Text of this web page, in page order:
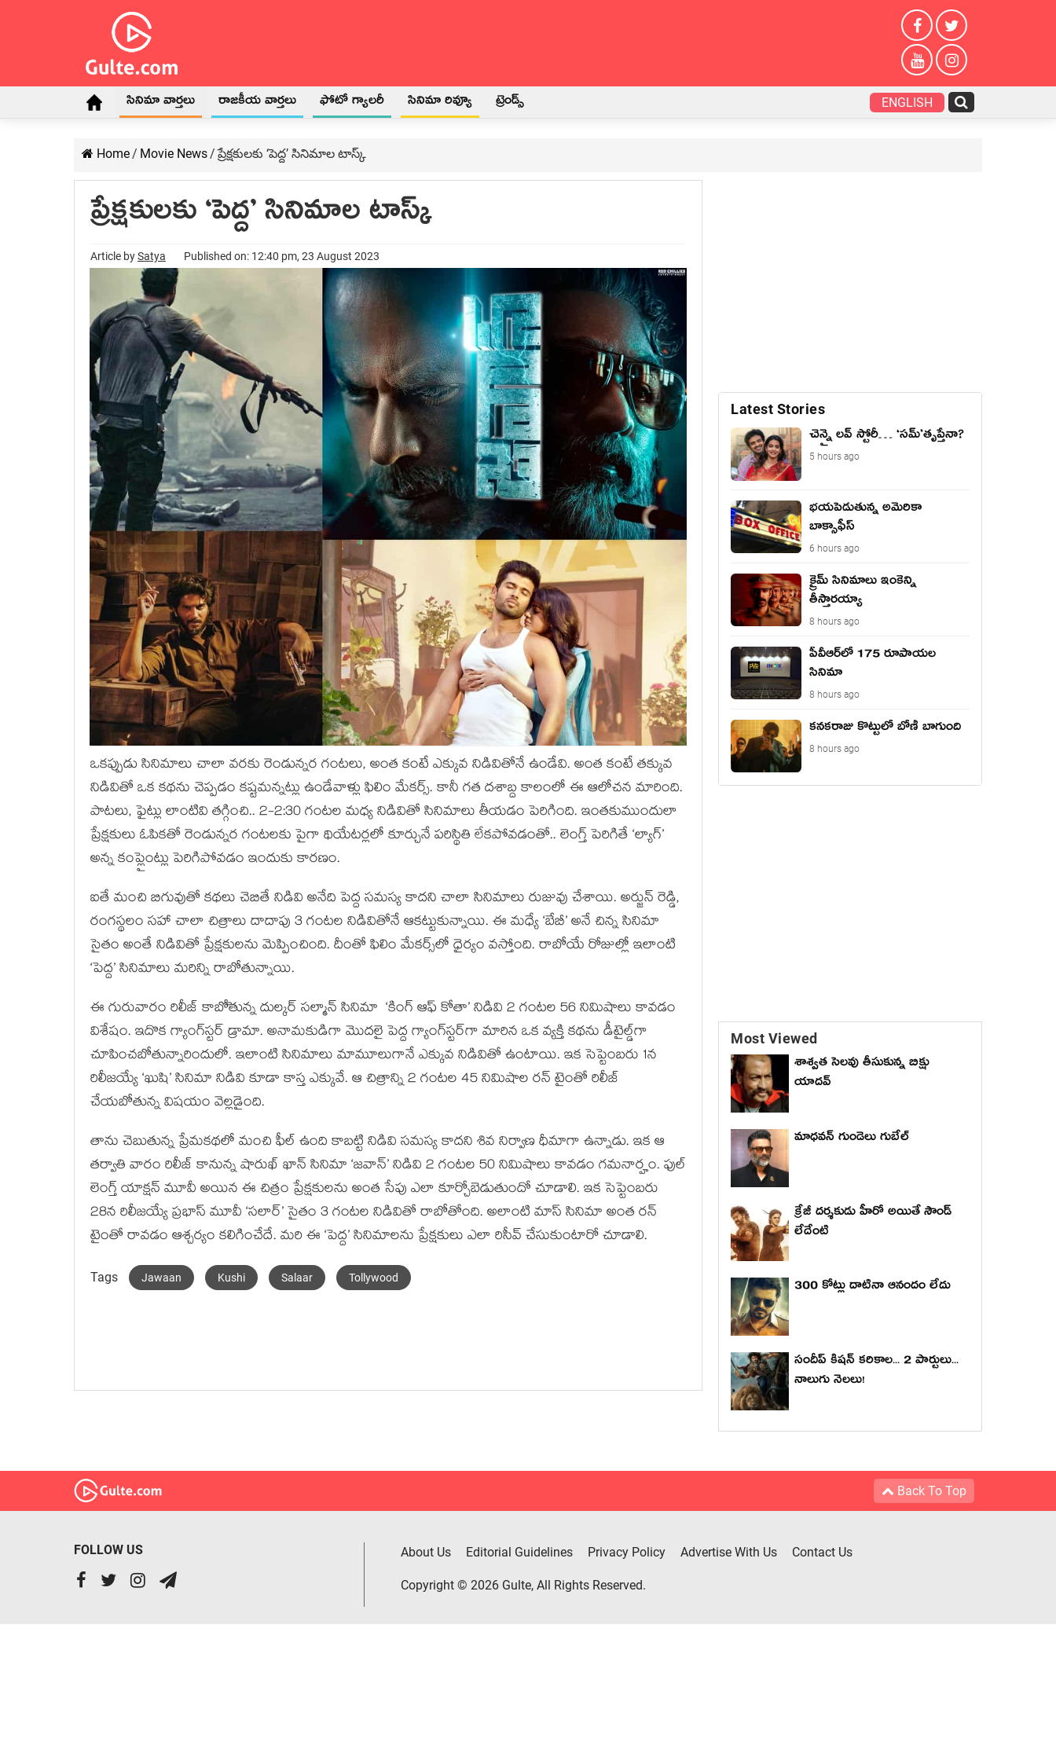
సినిమా వార్తలు రాజకీయ వార్తలు ఫోటో గ్యాలరీ సినిమా రివ్యూ ట్రెండ్స్ ENGLISH
Home/ Movie News/ ప్రేక్షకులకు ‘పెద్ద’ సినిమాల టాస్క్
ప్రేక్షకులకు ‘పెద్ద’ సినిమాల టాస్క్
Article bySatya Published on: 12:40 pm, 23 August 2023
ఒకప్పుడు సినిమాలు చాలా వరకు రెండున్నర గంటలు, అంత కంటే ఎక్కువ నిడివితోనే ఉండేవి. అంత కంటే తక్కువ
నిడివితో ఒక కథను చెప్పడం కష్టమన్నట్లు ఉండేవాళ్లు ఫిలిం మేకర్స్. కానీ గత దశాబ్ద కాలంలో ఈ ఆలోచన మారింది.
పాటలు, ఫైట్లు లాంటివి తగ్గించి.. 2-2:30 గంటల మధ్య నిడివితో సినిమాలు తీయడం పెరిగింది. ఇంతకుముందులా
ప్రేక్షకులు ఓపికతో రెండున్నర గంటలకు పైగా థియేటర్లలో కూర్చునే పరిస్థితి లేకపోవడంతో.. లెంగ్త్ పెరిగితే ‘ల్యాగ్’
అన్న కంప్లైంట్లు పెరిగిపోవడం ఇందుకు కారణం.
ఐతే మంచి బిగువుతో కథలు చెబితే నిడివి అనేది పెద్ద సమస్య కాదని చాలా సినిమాలు రుజువు చేశాయి. అర్జున్ రెడ్డి,
రంగస్థలం సహా చాలా చిత్రాలు దాదాపు 3 గంటల నిడివితోనే ఆకట్టుకున్నాయి. ఈ మధ్యే ‘బేబీ’ అనే చిన్న సినిమా
సైతం అంతే నిడివితో ప్రేక్షకులను మెప్పించింది. దీంతో ఫిలిం మేకర్స్‌లో ధైర్యం వస్తోంది. రాబోయే రోజుల్లో ఇలాంటి
‘పెద్ద’ సినిమాలు మరిన్ని రాబోతున్నాయి.
ఈ గురువారం రిలీజ్ కాబోెతున్న దుల్కర్ సల్మాన్ సినిమా ‘కింగ్ ఆఫ్ కోతా’ నిడివి 2 గంటల 56 నిమిషాలు కావడం
విశేషం. ఇదొక గ్యాంగ్‌స్టర్ డ్రామా. అనామకుడిగా మొదలై పెద్ద గ్యాంగ్‌స్టర్‌గా మారిన ఒక వ్యక్తి కథను డీటైల్డ్‌గా
చూపించబోతున్నారిందులో. ఇలాంటి సినిమాలు మామూలుగానే ఎక్కువ నిడివితో ఉంటాయి. ఇక సెప్టెంబరు 1న
రిలీజయ్యే ‘ఖుషి’ సినిమా నిడివి కూడా కాస్త ఎక్కువే. ఆ చిత్రాన్ని 2 గంటల 45 నిమిషాల రన్ టైంతో రిలీజ్
చేయబోతున్న విషయం వెల్లడైంది.
తాను చెబుతున్న ప్రేమకథలో మంచి ఫీల్ ఉంది కాబట్టి నిడివి సమస్య కాదని శివ నిర్వాణ ధీమాగా ఉన్నాడు. ఇక ఆ
తర్వాతి వారం రిలీజ్ కానున్న షారుఖ్ ఖాన్ సినిమా ‘జవాన్’ నిడివి 2 గంటల 50 నిమిషాలు కావడం గమనార్హం. ఫుల్
లెంగ్త్ యాక్షన్ మూవీ అయిన ఈ చిత్రం ప్రేక్షకులను అంత సేపు ఎలా కూర్చోబెడుతుందో చూడాలి. ఇక సెప్టెంబరు
28న రిలీజయ్యే ప్రభాస్ మూవీ ‘సలార్’ సైతం 3 గంటల నిడివితో రాబోతోంది. అలాంటి మాస్ సినిమా అంత రన్
టైంతో రావడం ఆశ్చర్యం కలిగించేదే. మరి ఈ ‘పెద్ద’ సినిమాలను ప్రేక్షకులు ఎలా రిసీవ్ చేసుకుంటారో చూడాలి.
Tags Jawaan Kushi Salaar Tollywood
Latest Stories
చెన్నై లవ్ స్టోరీ… ‘సమ్’తృప్తేనా?
5 hours ago
భయపెడుతున్న అమెరికా
బాక్సాఫీస్
6 hours ago
క్రైమ్ సినిమాలు ఇంకెన్ని
తీస్తారయ్యా
8 hours ago
పీవీఆర్‌లో 175 రూపాయల
సినిమా
8 hours ago
కనకరాజు కొట్టులో బోణీ బాగుంది
8 hours ago
Most Viewed
శాశ్వత సెలవు తీసుకున్న బిక్షు
యాదవ్
మాధ‌వ‌న్ గుండెలు గుబేల్‌
క్రేజీ దర్శకుడు హీరో అయితే సౌండ్
లేదేంటి
300 కోట్లు దాటినా ఆనందం లేదు
సందీప్ కిషన్ కరికాల... 2 పార్టులు...
నాలుగు నెలలు!
Back To Top
FOLLOW US About Us Editorial Guidelines Privacy Policy Advertise With Us Contact Us
Copyright © 2026 Gulte, All Rights Reserved.